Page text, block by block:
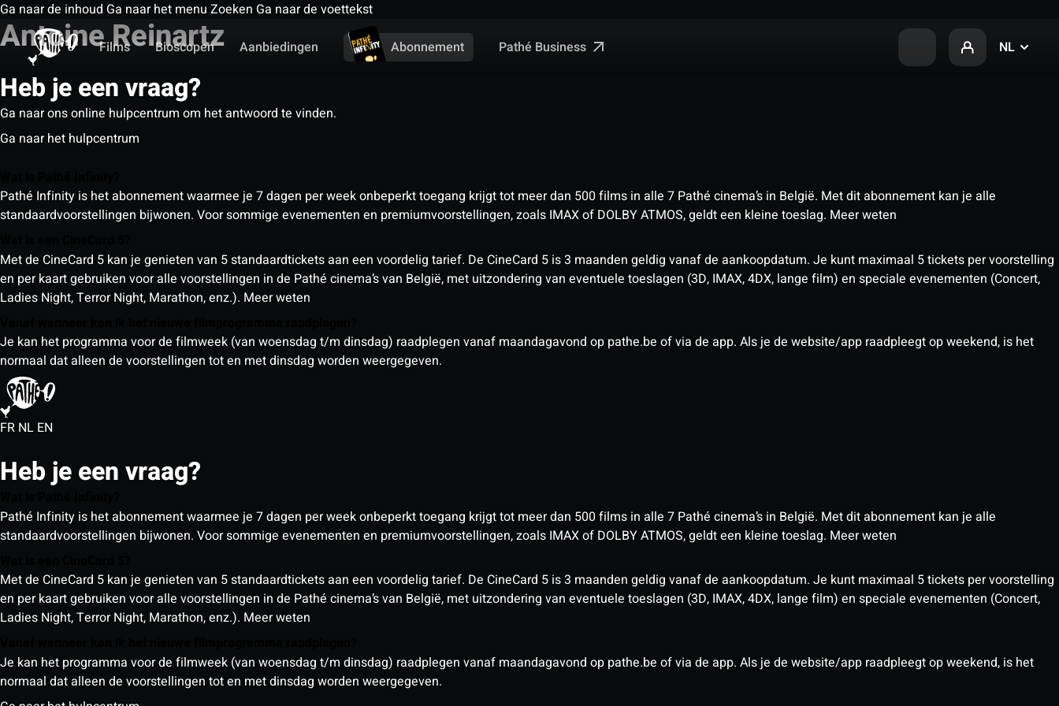
Ga naar de inhoud Ga naar het menu Zoeken Ga naar de voettekst
Films
Bioscopen Aanbiedingen Abonnement Pathé Business NL
Antoine Reinartz
Heb je een vraag?
Ga naar ons online hulpcentrum om het antwoord te vinden.
Ga naar het hulpcentrum
Pathé Infinity is het abonnement waarmee je 7 dagen per week onbeperkt toegang krijgt tot meer dan 500 films in alle 7 Pathé cinema’s in België. Met dit abonnement kan je alle
standaardvoorstellingen bijwonen. Voor sommige evenementen en premiumvoorstellingen, zoals IMAX of DOLBY ATMOS, geldt een kleine toeslag. Meer weten
Met de CineCard 5 kan je genieten van 5 standaardtickets aan een voordelig tarief. De CineCard 5 is 3 maanden geldig vanaf de aankoopdatum. Je kunt maximaal 5 tickets per voorstelling
en per kaart gebruiken voor alle voorstellingen in de Pathé cinema’s van België, met uitzondering van eventuele toeslagen (3D, IMAX, 4DX, lange film) en speciale evenementen (Concert,
Ladies Night, Terror Night, Marathon, enz.). Meer weten
Je kan het programma voor de filmweek (van woensdag t/m dinsdag) raadplegen vanaf maandagavond op pathe.be of via de app. Als je de website/app raadpleegt op weekend, is het
normaal dat alleen de voorstellingen tot en met dinsdag worden weergegeven.
FR NL EN
Heb je een vraag?
Pathé Infinity is het abonnement waarmee je 7 dagen per week onbeperkt toegang krijgt tot meer dan 500 films in alle 7 Pathé cinema’s in België. Met dit abonnement kan je alle
standaardvoorstellingen bijwonen. Voor sommige evenementen en premiumvoorstellingen, zoals IMAX of DOLBY ATMOS, geldt een kleine toeslag. Meer weten
Met de CineCard 5 kan je genieten van 5 standaardtickets aan een voordelig tarief. De CineCard 5 is 3 maanden geldig vanaf de aankoopdatum. Je kunt maximaal 5 tickets per voorstelling
en per kaart gebruiken voor alle voorstellingen in de Pathé cinema’s van België, met uitzondering van eventuele toeslagen (3D, IMAX, 4DX, lange film) en speciale evenementen (Concert,
Ladies Night, Terror Night, Marathon, enz.). Meer weten
Je kan het programma voor de filmweek (van woensdag t/m dinsdag) raadplegen vanaf maandagavond op pathe.be of via de app. Als je de website/app raadpleegt op weekend, is het
normaal dat alleen de voorstellingen tot en met dinsdag worden weergegeven.